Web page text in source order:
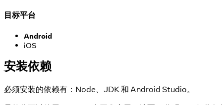
目标平台
Android
iOS
安装依赖
必须安装的依赖有：Node、JDK 和 Android Studio。